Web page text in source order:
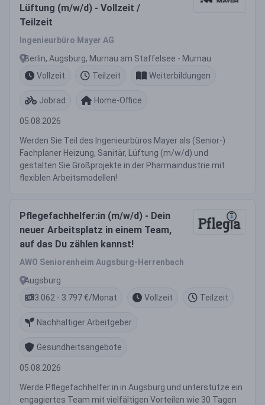
Lüftung (m/w/d) - Vollzeit /
Teilzeit
Ingenieurbüro Mayer AG
Berlin, Augsburg, Murnau am Staffelsee - Murnau
Vollzeit
Teilzeit Weiterbildungen
Jobrad Home-Office
05.08.2026
Werden Sie Teil des Ingenieurbüros Mayer als (Senior-)
Fachplaner Heizung, Sanitär, Lüftung (m/w/d) und
gestalten Sie Großprojekte in der Pharmaindustrie mit
flexiblen Arbeitsmodellen!
Pflegefachhelfer:in (m/w/d) - Dein
neuer Arbeitsplatz in einem Team,
auf das Du zählen kannst!
AWO Seniorenheim Augsburg-Herrenbach
Augsburg
3.062 - 3.797 €/Monat
Vollzeit Teilzeit
Nachhaltiger Arbeitgeber
Gesundheitsangebote
05.08.2026
Werde Pflegefachhelfer:in in Augsburg und unterstütze ein
engagiertes Team mit vielfältigen Vorteilen wie 30 Tagen